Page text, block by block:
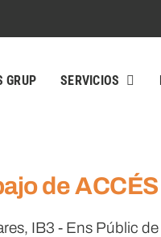
GRUP SERVICIOS
de ACCÉS
IB3 - Ens Públic de